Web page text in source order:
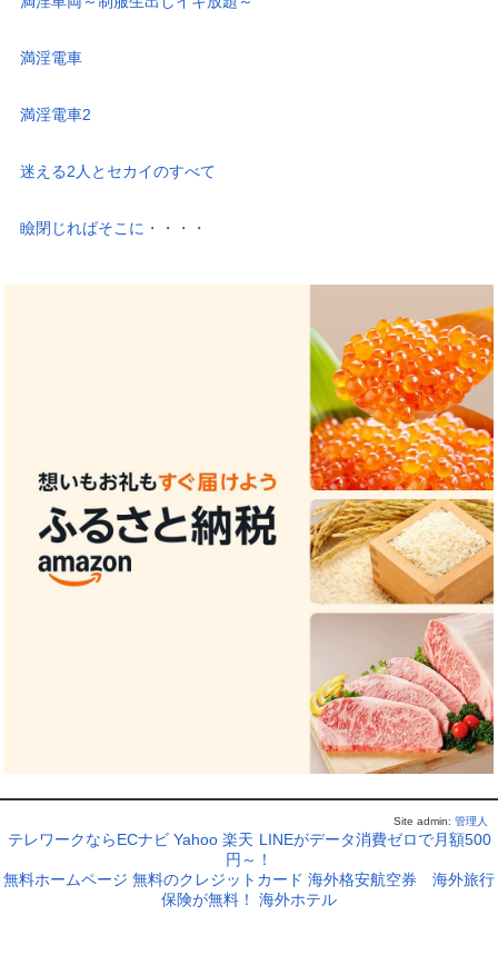
満淫電車
満淫電車2
迷える2人とセカイのすべて
瞼閉じればそこに・・・・
Site admin:管理人
テレワークならECナビ Yahoo 楽天 LINEがデータ消費ゼロで月額500
円～！
無料ホームページ 無料のクレジットカード 海外格安航空券
海外旅行
保険が無料！
海外ホテル